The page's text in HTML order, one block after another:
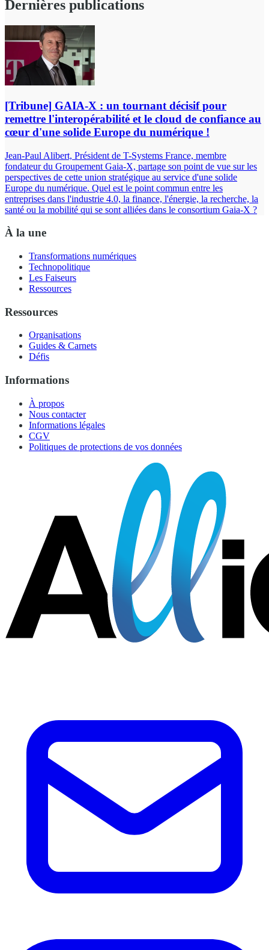
Dernières publications
[Tribune] GAIA-X : un tournant décisif pour
remettre l'interopérabilité et le cloud de confiance au
cœur d'une solide Europe du numérique !
Jean-Paul Alibert, Président de T-Systems France, membre
fondateur du Groupement Gaia-X, partage son point de vue sur les
perspectives de cette union stratégique au service d'une solide
Europe du numérique. Quel est le point commun entre les
entreprises dans l'industrie 4.0, la finance, l'énergie, la recherche, la
santé ou la mobilité qui se sont alliées dans le consortium Gaia-X ?
À la une
Transformations numériques
Technopolitique
Les Faiseurs
Ressources
Ressources
Organisations
Guides & Carnets
Défis
Informations
À propos
Nous contacter
Informations légales
CGV
Politiques de protections de vos données